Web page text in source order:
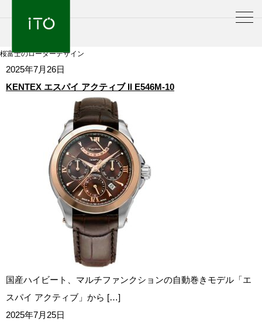
桜富士のローターデザイン
2025年7月26日
KENTEX エスパイ アクティブ II E546M-10
国産ハイビート、マルチファンクションの自動巻きモデル「エ
スパイ アクティブ」から […]
2025年7月25日